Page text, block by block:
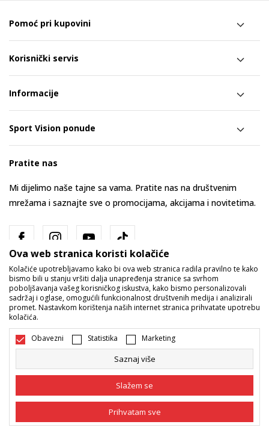
Pomoć pri kupovini
Korisnički servis
Informacije
Sport Vision ponude
Pratite nas
Mi dijelimo naše tajne sa vama. Pratite nas na društvenim
mrežama i saznajte sve o promocijama, akcijama i novitetima.
Bosna i Hercegovina Promijenite
Nastojimo da budemo što precizniji u opisu proizvoda, prikazu slika i
samih cijena, ali ne možemo garantovati da su sve informacije kompletne
i bez grešaka. Svi artikli prikazani na sajtu su dio naše ponude i ne
Ova web stranica koristi kolačiće
Kolačiće upotrebljavamo kako bi ova web stranica radila pravilno te kako
bismo bili u stanju vršiti dalja unapređenja stranice sa svrhom
poboljšavanja vašeg korisničkog iskustva, kako bismo personalizovali
sadržaj i oglase, omogućili funkcionalnost društvenih medija i analizirali
promet. Nastavkom korištenja naših internet stranica prihvatate upotrebu
kolačića.
Obavezni Statistika Marketing
Saznaj više
Slažem se
Prihvatam sve